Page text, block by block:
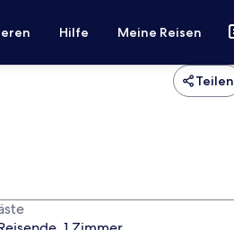
Hilfe Meine Reisen
Teilen